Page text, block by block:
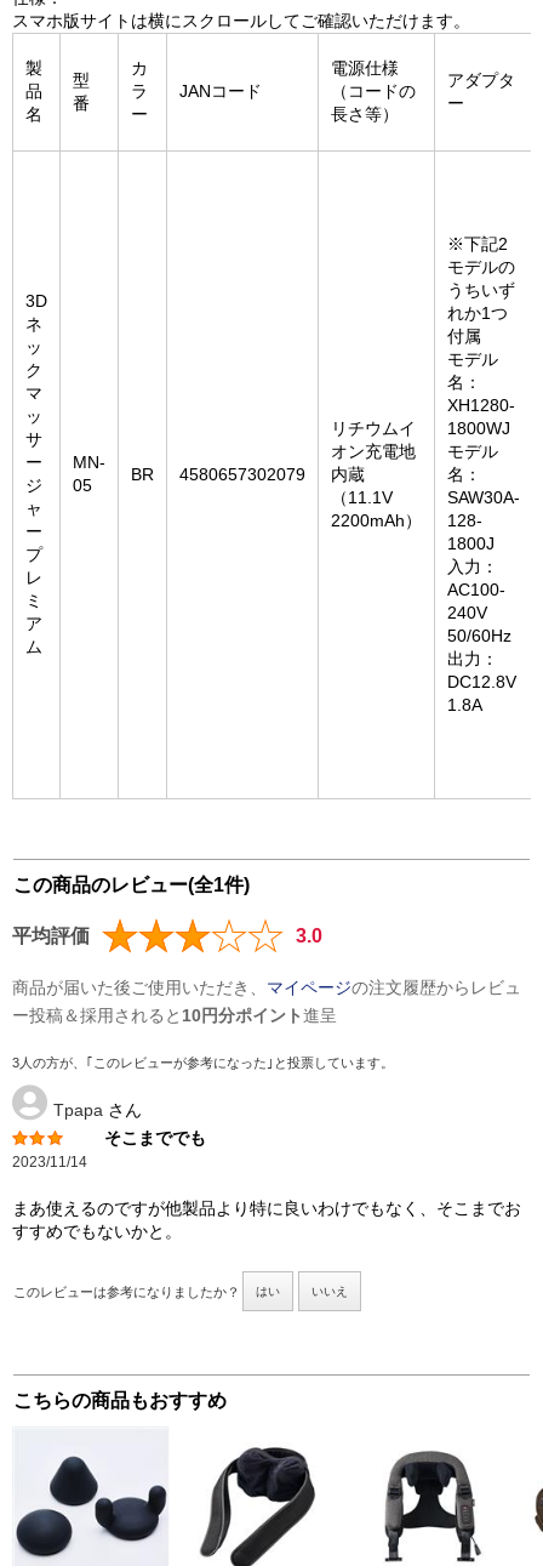
スマホ版サイトは横にスクロールしてご確認いただけます。
製
品
名
型
番
カ
ラ
ー
JANコード
電源仕様
（コードの
長さ等）
アダプタ
ー
3D
ネ
ッ
ク
マ
ッ
サ
ー
ジ
ャ
ー
プ
レ
ミ
ア
ム
MN-
05
BR 4580657302079
リチウムイ
オン充電地
内蔵
（11.1V
2200mAh）
※下記2
モデルの
うちいず
れか1つ
付属
モデル
名：
XH1280-
1800WJ
モデル
名：
SAW30A-
128-
1800J
入力：
AC100-
240V
50/60Hz
出力：
DC12.8V
1.8A
この商品のレビュー(全1件)
平均評価 3.0
商品が届いた後ご使用いただき、 マイページの注文履歴からレビュ
ー投稿＆採用されると 10円分ポイント進呈
3人の方が、｢このレビューが参考になった｣と投票しています。
Tpapa さん
そこまででも
2023/11/14
まあ使えるのですが他製品より特に良いわけでもなく、そこまでお
すすめでもないかと。
このレビューは参考になりましたか？ はい いいえ
こちらの商品もおすすめ